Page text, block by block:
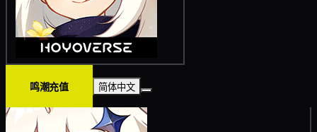
鸣潮充值 简体中文